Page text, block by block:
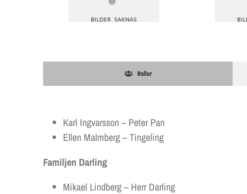
Roller
Karl Ingvarsson – Peter Pan
Ellen Malmberg – Tingeling
Familjen Darling
Mikael Lindberg – Herr Darling